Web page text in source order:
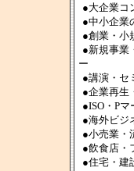
●大企業コ
●中小企業
●創業・小
●新規事業
ー
●講演・セ
●企業再生
●ISO・Pマ
●海外ビジ
●小売業・
●飲食店・
●住宅・建